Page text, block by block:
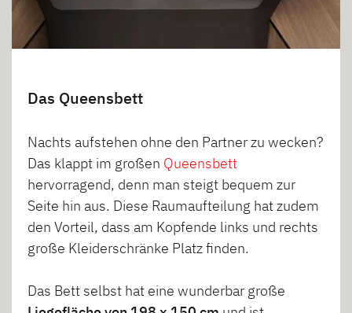
Das Queensbett
Nachts aufstehen ohne den Partner zu wecken?
Das klappt im großen Queensbett
hervorragend, denn man steigt bequem zur
Seite hin aus. Diese Raumaufteilung hat zudem
den Vorteil, dass am Kopfende links und rechts
große Kleiderschränke Platz finden.
Das Bett selbst hat eine wunderbar große